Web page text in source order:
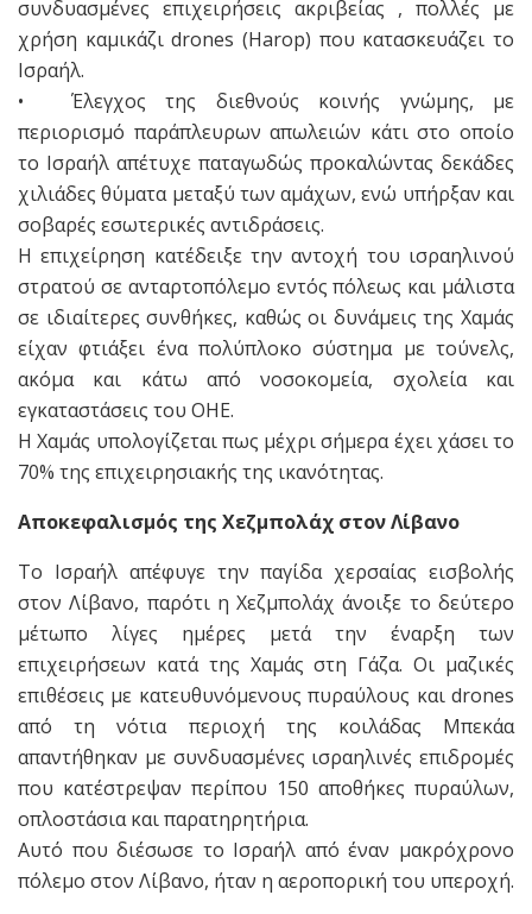
συνδυασμένες επιχειρήσεις ακριβείας , πολλές με
χρήση καμικάζι drones (Harop) που κατασκευάζει το
Ισραήλ.
• Έλεγχος της διεθνούς κοινής γνώμης, με
περιορισμό παράπλευρων απωλειών κάτι στο οποίο
το Ισραήλ απέτυχε παταγωδώς προκαλώντας δεκάδες
χιλιάδες θύματα μεταξύ των αμάχων, ενώ υπήρξαν και
σοβαρές εσωτερικές αντιδράσεις.
Η επιχείρηση κατέδειξε την αντοχή του ισραηλινού
στρατού σε ανταρτοπόλεμο εντός πόλεως και μάλιστα
σε ιδιαίτερες συνθήκες, καθώς οι δυνάμεις της Χαμάς
είχαν φτιάξει ένα πολύπλοκο σύστημα με τούνελς,
ακόμα και κάτω από νοσοκομεία, σχολεία και
εγκαταστάσεις του ΟΗΕ.
Η Χαμάς υπολογίζεται πως μέχρι σήμερα έχει χάσει το
70% της επιχειρησιακής της ικανότητας.
Αποκεφαλισμός της Χεζμπολάχ στον Λίβανο
Το Ισραήλ απέφυγε την παγίδα χερσαίας εισβολής
στον Λίβανο, παρότι η Χεζμπολάχ άνοιξε το δεύτερο
μέτωπο λίγες ημέρες μετά την έναρξη των
επιχειρήσεων κατά της Χαμάς στη Γάζα. Οι μαζικές
επιθέσεις με κατευθυνόμενους πυραύλους και drones
από τη νότια περιοχή της κοιλάδας Μπεκάα
απαντήθηκαν με συνδυασμένες ισραηλινές επιδρομές
που κατέστρεψαν περίπου 150 αποθήκες πυραύλων,
οπλοστάσια και παρατηρητήρια.
Αυτό που διέσωσε το Ισραήλ από έναν μακρόχρονο
πόλεμο στον Λίβανο, ήταν η αεροπορική του υπεροχή.